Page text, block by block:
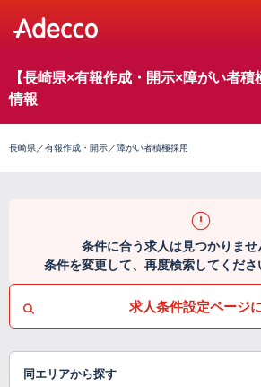
【長崎県×有報作成・開示×障がい者
情報
長崎県／有報作成・開示／障がい者積極採用
条件に合う求人は見つかりませ
条件を変更して、再度検索してくださ
求人条件設定ページ
同エリアから探す